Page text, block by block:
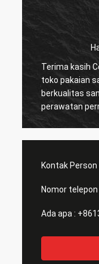
Anda selalu
baik untuk saya! Rak etalase toko
telah tiba. Setelah menginstal, kami akan
mengirimkan gambar.
banyak.
Kontak Person
Nomor telepon
Ada apa :